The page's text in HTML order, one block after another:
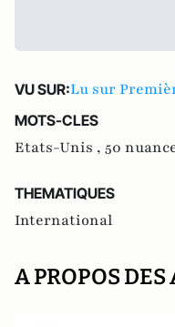
VU SUR:Lu sur
MOTS-CLES
Etats-Unis , 50
THEMATIQUES
International
A PROPOS DES